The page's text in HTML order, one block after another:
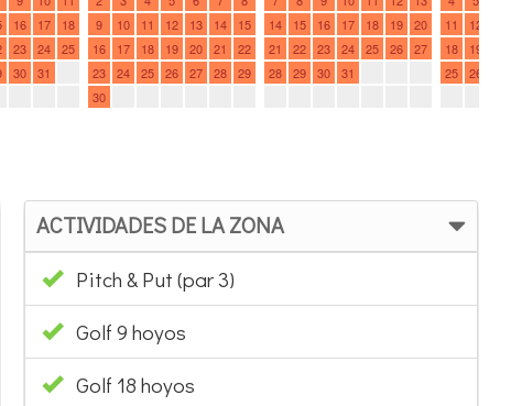
ACTIVIDADES DE LA ZONA
Pitch & Put (par 3)
Golf 9 hoyos
Golf 18 hoyos